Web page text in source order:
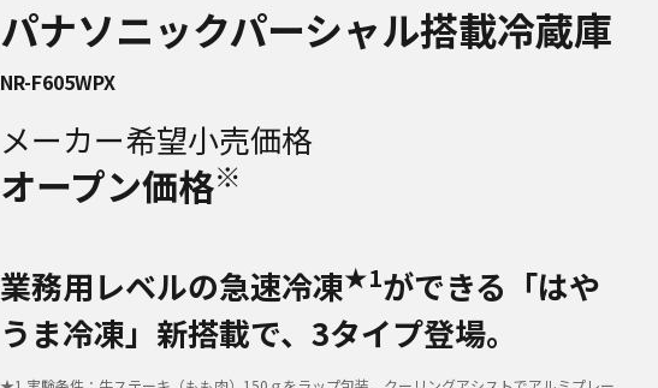
パナソニックパーシャル搭載冷蔵庫
NR-F605WPX
メーカー希望小売価格
オープン価格※
業務用レベルの急速冷凍★1ができる「はや
うま冷凍」新搭載で、3タイプ登場。